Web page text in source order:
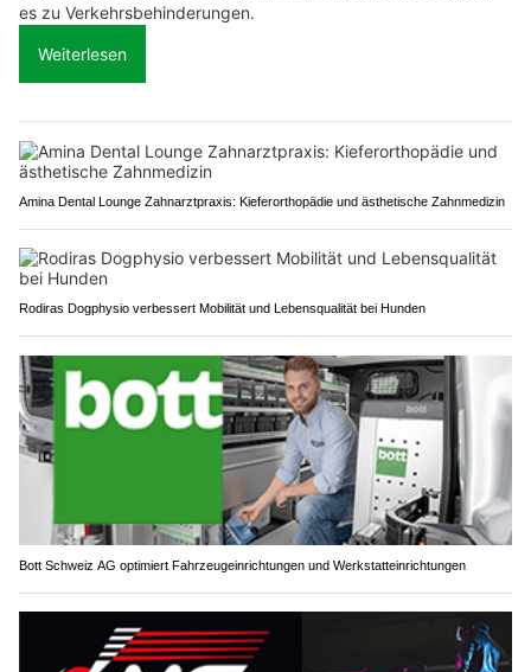
es zu Verkehrsbehinderungen.
Weiterlesen
Amina Dental Lounge Zahnarztpraxis: Kieferorthopädie und ästhetische Zahnmedizin
Rodiras Dogphysio verbessert Mobilität und Lebensqualität bei Hunden
Bott Schweiz AG optimiert Fahrzeugeinrichtungen und Werkstatteinrichtungen